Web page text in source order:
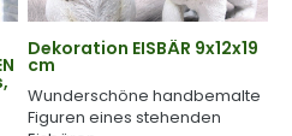
Dekoration EISBÄR 9x12x19
cm
Wunderschöne handbemalte
Figuren eines stehenden